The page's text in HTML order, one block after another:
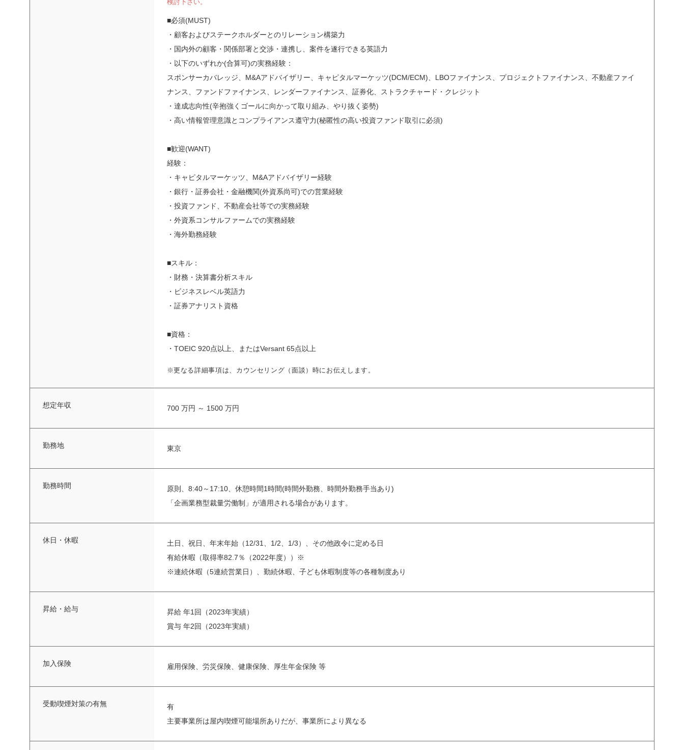
検討下さい。
■必須(MUST)
・顧客およびステークホルダーとのリレーション構築力
・国内外の顧客・関係部署と交渉・連携し、案件を遂行できる英語力
・以下のいずれか(合算可)の実務経験：
スポンサーカバレッジ、M&Aアドバイザリー、キャピタルマーケッツ(DCM/ECM)、LBOファイナンス、プロジェクトファイナンス、不動産ファイ
ナンス、ファンドファイナンス、レンダーファイナンス、証券化、ストラクチャード・クレジット
・達成志向性(辛抱強くゴールに向かって取り組み、やり抜く姿勢)
・高い情報管理意識とコンプライアンス遵守力(秘匿性の高い投資ファンド取引に必須)
■歓迎(WANT)
経験：
・キャピタルマーケッツ、M&Aアドバイザリー経験
・銀行・証券会社・金融機関(外資系尚可)での営業経験
・投資ファンド、不動産会社等での実務経験
・外資系コンサルファームでの実務経験
・海外勤務経験
■スキル：
・財務・決算書分析スキル
・ビジネスレベル英語力
・証券アナリスト資格
■資格：
・TOEIC 920点以上、またはVersant 65点以上
※更なる詳細事項は、カウンセリング（面談）時にお伝えします。
想定年収 700 万円 ～ 1500 万円
勤務地 東京
勤務時間
原則、8:40～17:10、休憩時間1時間(時間外勤務、時間外勤務手当あり)
「企画業務型裁量労働制」が適用される場合があります。
休日・休暇
土日、祝日、年末年始（12/31、1/2、1/3）、その他政令に定める日
有給休暇（取得率82.7％（2022年度））※
※連続休暇（5連続営業日）、勤続休暇、子ども休暇制度等の各種制度あり
昇給・給与
昇給 年1回（2023年実績）
賞与 年2回（2023年実績）
加入保険 雇用保険、労災保険、健康保険、厚生年金保険 等
受動喫煙対策の有無
有
主要事業所は屋内喫煙可能場所ありだが、事業所により異なる